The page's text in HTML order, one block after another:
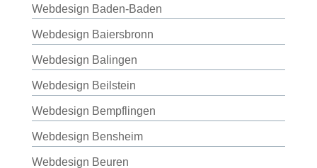
Webdesign Baden-Baden
Webdesign Baiersbronn
Webdesign Balingen
Webdesign Beilstein
Webdesign Bempflingen
Webdesign Bensheim
Webdesign Beuren